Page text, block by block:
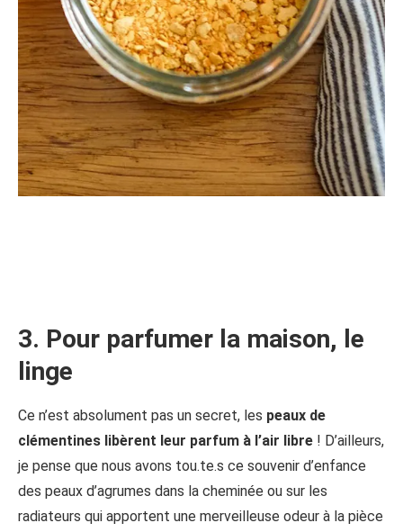
3. Pour parfumer la maison, le
linge
Ce n’est absolument pas un secret, les peaux de
clémentines libèrent leur parfum à l’air libre ! D’ailleurs,
je pense que nous avons tou.te.s ce souvenir d’enfance
des peaux d’agrumes dans la cheminée ou sur les
radiateurs qui apportent une merveilleuse odeur à la pièce